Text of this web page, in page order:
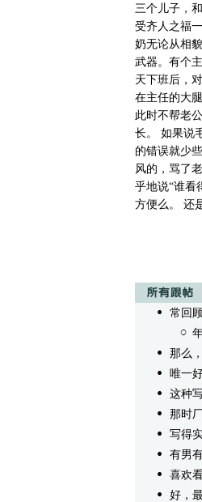
三个儿子，
受齐人之福
奶无论从相
武器。有个
天下班后，
在主任的大
此时不帮老
长。 如果说
的错误就少
风的，骂了
乎地说“谁看
方便么。 还
常回
那么
唯一
这种
那时
写得实
有男
喜欢
好，